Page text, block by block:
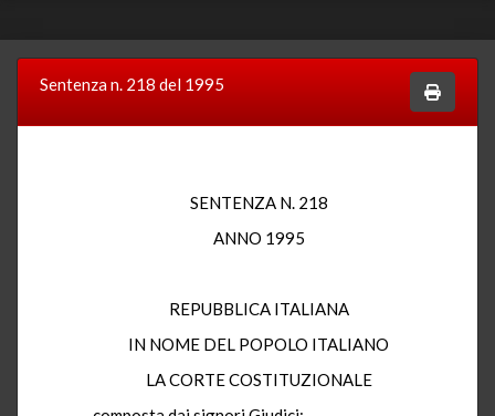
Sentenza n. 218 del 1995
SENTENZA N. 218
ANNO 1995
REPUBBLICA ITALIANA
IN NOME DEL POPOLO ITALIANO
LA CORTE COSTITUZIONALE